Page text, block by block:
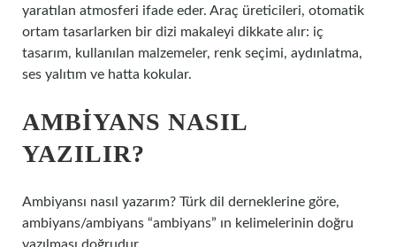
yaratılan atmosferi ifade eder. Araç üreticileri, otomatik
ortam tasarlarken bir dizi makaleyi dikkate alır: iç
tasarım, kullanılan malzemeler, renk seçimi, aydınlatma,
ses yalıtım ve hatta kokular.
AMBIYANS NASIL
YAZILIR?
Ambiyansı nasıl yazarım? Türk dil derneklerine göre,
ambiyans/ambiyans “ambiyans” ın kelimelerinin doğru